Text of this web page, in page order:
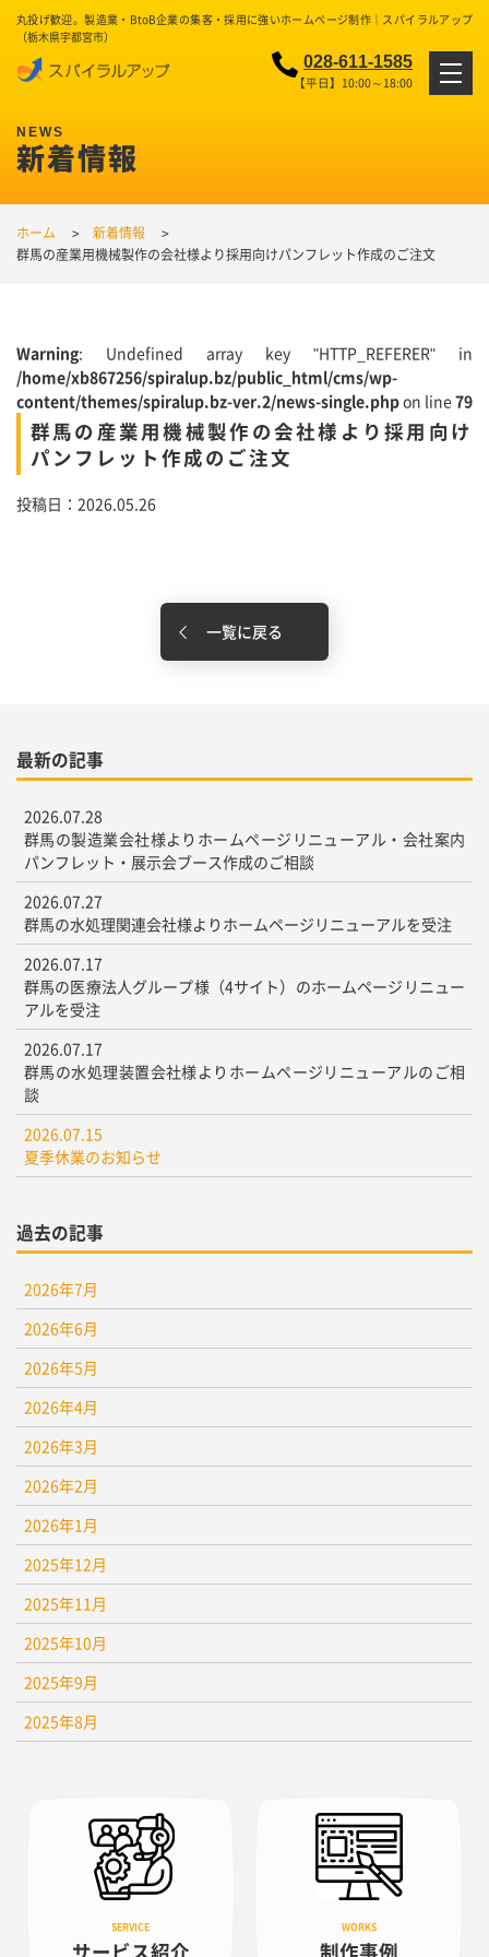
丸投げ歓迎。製造業・BtoB企業の集客・採用に強いホームページ制作｜スパイラルアップ
（栃木県宇都宮市）
028-611-1585
【平日】10:00～18:00
新着情報
ホーム
新着情報
群馬の産業用機械製作の会社様より採用向けパンフレット作成のご注文
Warning: Undefined array key "HTTP_REFERER" in
/home/xb867256/spiralup.bz/public_html/cms/wp-
content/themes/spiralup.bz-ver.2/news-single.phpon line79
群馬の産業用機械製作の会社様より採用向け
パンフレット作成のご注文
投稿日：2026.05.26
一覧に戻る
最新の記事
2026.07.28
群馬の製造業会社様よりホームページリニューアル・会社案内
パンフレット・展示会ブース作成のご相談
2026.07.27
群馬の水処理関連会社様よりホームページリニューアルを受注
2026.07.17
群馬の医療法人グループ様（4サイト）のホームページリニュー
アルを受注
2026.07.17
群馬の水処理装置会社様よりホームページリニューアルのご相
談
2026.07.15
夏季休業のお知らせ
過去の記事
2026年7月
2026年6月
2026年5月
2026年4月
2026年3月
2026年2月
2026年1月
2025年12月
2025年11月
2025年10月
2025年9月
2025年8月